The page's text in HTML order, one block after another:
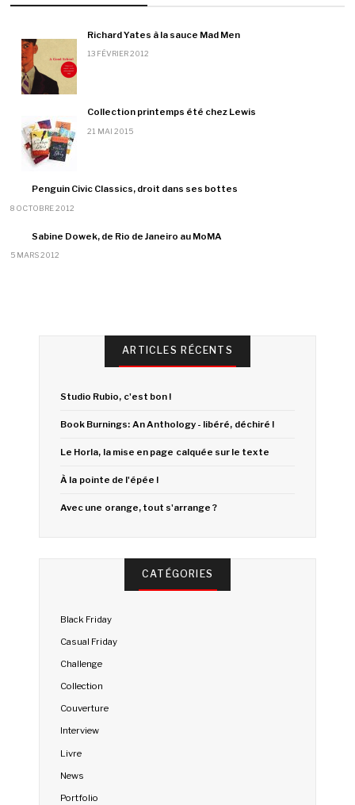
Richard Yates à la sauce Mad Men
13 FÉVRIER 2012
Collection printemps été chez Lewis
21 MAI 2015
Penguin Civic Classics, droit dans ses bottes
8 OCTOBRE 2012
Sabine Dowek, de Rio de Janeiro au MoMA
5 MARS 2012
ARTICLES RÉCENTS
Studio Rubio, c'est bon !
Book Burnings: An Anthology - libéré, déchiré !
Le Horla, la mise en page calquée sur le texte
À la pointe de l'épée !
Avec une orange, tout s'arrange ?
CATÉGORIES
Black Friday
Casual Friday
Challenge
Collection
Couverture
Interview
Livre
News
Portfolio